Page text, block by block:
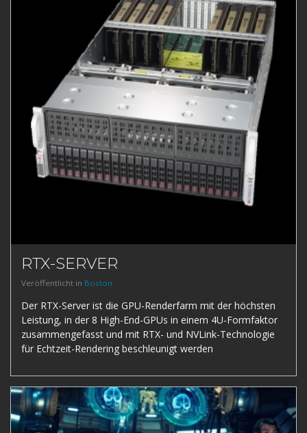
RTX-SERVER
Veröffentlicht in Boston
Der RTX-Server ist die GPU-Renderfarm mit der höchsten
Leistung, in der 8 High-End-GPUs in einem 4U-Formfaktor
zusammengefasst und mit RTX- und NVLink-Technologie
für Echtzeit-Rendering beschleunigt werden